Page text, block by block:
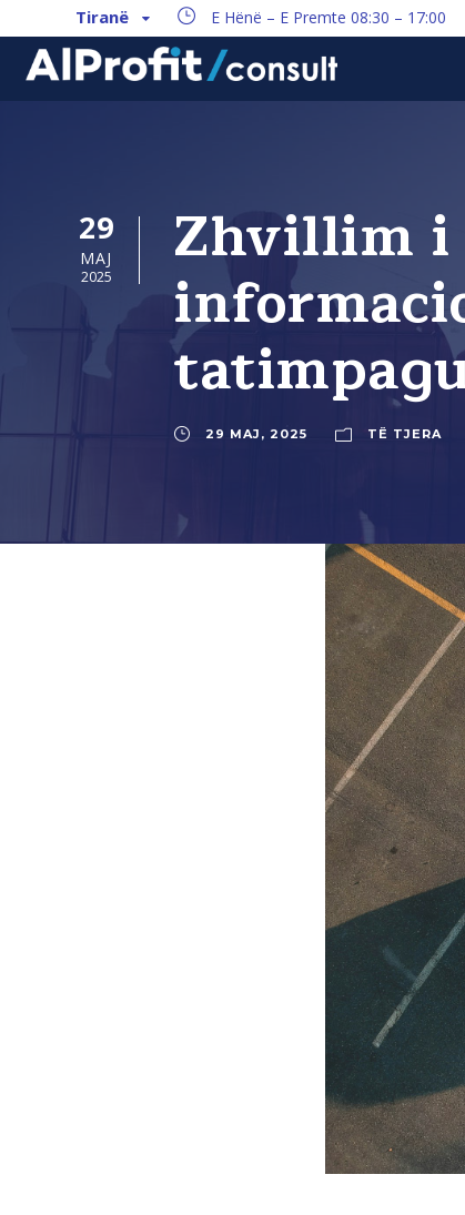
Tiranë E Hënë – E Premte 08:30 – 17:00
29
MAJ
2025 Zhvillim i
29 MAJ, 2025 TË TJERA